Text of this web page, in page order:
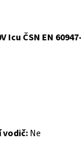
ČSN EN
vodič:Ne